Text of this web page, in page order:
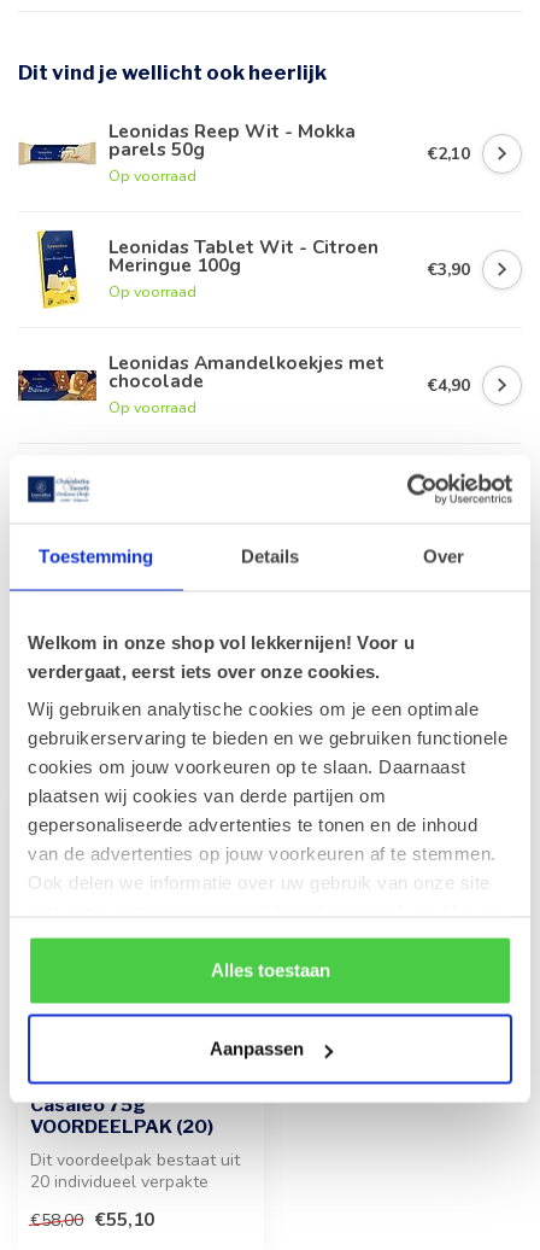
Toestemming Details Over
Welkom in onze shop vol lekkernijen! Voor u
verdergaat, eerst iets over onze cookies.
Wij gebruiken analytische cookies om je een optimale
gebruikerservaring te bieden en we gebruiken functionele
cookies om jouw voorkeuren op te slaan. Daarnaast
plaatsen wij cookies van derde partijen om
gepersonaliseerde advertenties te tonen en de inhoud
van de advertenties op jouw voorkeuren af te stemmen.
Ook delen we informatie over uw gebruik van onze site
rekening mee dat als je bepaalde cookies blokkeert, het
de correcte werking van de website kan verstoren.
Alles toestaan
Aanpassen
Dit vind je wellicht ook heerlijk
Leonidas Reep Wit - Mokka
parels 50g
Op voorraad
€2,10
Leonidas Tablet Wit - Citroen
Meringue 100g
Op voorraad
€3,90
Leonidas Amandelkoekjes met
chocolade
Op voorraad
€4,90
€8,30
Recent bekeken
-5%
Gevulde tablet -
Casaleo 75g
VOORDEELPAK (20)
Dit voordeelpak bestaat uit
20 individueel verpakte
gevul...
€58,00 €55,10